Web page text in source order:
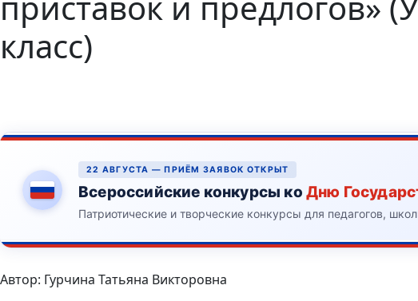
класс)
22 АВГУСТА — ПРИЁМ ЗАЯВОК ОТКРЫТ
Всероссийские конкурсы ко Дню
Патриотические и творческие конкурсы для педагогов,
Автор: Гурчина Татьяна Викторовна